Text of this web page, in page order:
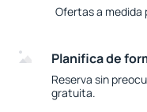
Ofertas a
Planifica de
Reserva sin
gratuita.